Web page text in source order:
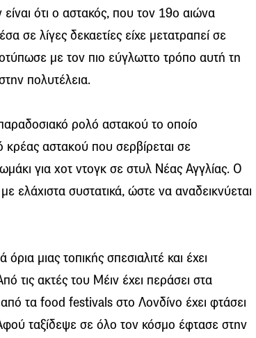
ότι ο αστακός, που τον 19ο αιώνα
σε λίγες δεκαετίες είχε μετατραπεί σε
με τον πιο εύγλωττο τρόπο αυτή τη
πολυτέλεια.
ρολό αστακού το οποίο
κρέας αστακού που σερβίρεται σε
για χοτ ντογκ σε στυλ Νέας Αγγλίας. Ο
ελάχιστα συστατικά, ώστε να αναδεικνύεται
μιας τοπικής σπεσιαλιτέ και έχει
τις ακτές του Μέιν έχει περάσει στα
τα food festivals στο Λονδίνο έχει φτάσει
ταξίδεψε σε όλο τον κόσμο έφτασε στην